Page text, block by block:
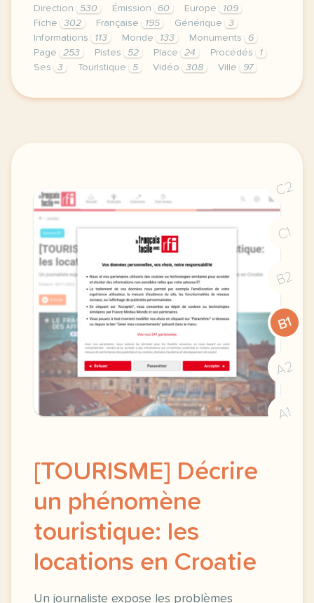
Direction
530 Émission 60 Europe
109
Fiche
302 Française 195 Générique
3
Informations
113 Monde 133 Monuments
6
Page
253 Pistes 52 Place 24 Procédés
1
Ses
3 Touristique 5 Vidéo 308 Ville 97
didomi host didomi components button cursor
C2
C1
B2
B1
A2
A1
[TOURISME] Décrire
un phénomène
touristique: les
locations en Croatie
Un journaliste expose les problèmes